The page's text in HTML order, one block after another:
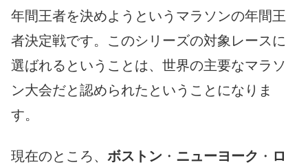
年間王者を決めようというマラソンの年間王
者決定戦です。このシリーズの対象レースに
選ばれるということは、世界の主要なマラソ
ン大会だと認められたということになりま
す。
現在のところ、 ボストン ・ ニューヨーク ・ ロ